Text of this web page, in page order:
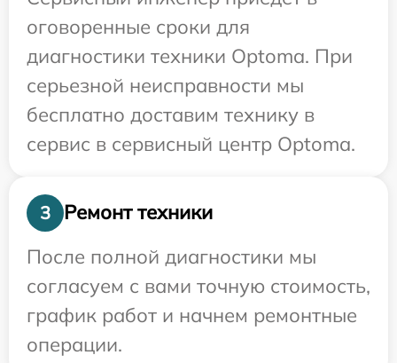
оговоренные сроки для
диагностики техники Optoma. При
серьезной неисправности мы
бесплатно доставим технику в
сервис в сервисный центр Optoma.
3
Ремонт техники
После полной диагностики мы
согласуем с вами точную стоимость,
график работ и начнем ремонтные
операции.